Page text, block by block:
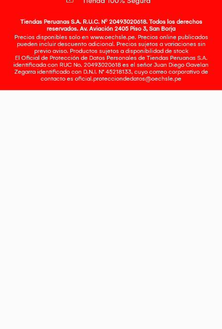
Tiendas Peruanas S.A. R.U.C. Nº 20493020618. Todos los derechos
reservados. Av. Aviación 2405 Piso 3, San Borja
Precios disponibles solo en www.oechsle.pe. Precios online publicados
pueden incluir descuento adicional. Precios sujetos a variaciones sin
previo aviso. Productos sujetos a disponibilidad de stock
El Oficial de Protección de Datos Personales de Tiendas Peruanas S.A.
identificada con RUC No. 20493020618 es el señor Juan Diego Gavelan
Zegarra identificado con D.N.I. N° 45218133, cuyo correo corporativo de
contacto es oficial.protecciondedatos@oechsle.pe